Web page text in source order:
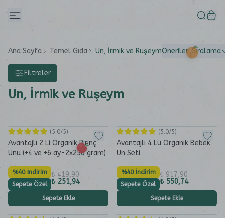
Ana Sayfa Temel Gıda Un, İrmik ve RuşeymÖnerilen Sıralama
Filtreler
Un, İrmik ve Ruşeym
(5.0/5)
Avantajlı 2 Li Organik Pirinç
Unu (+4 ve +6 ay-2x250 gram)
%40 İndirim
Sepete Özel
₺ 419,90
₺ 251,94
Sepete Ekle
(5.0/5)
Avantajlı 4 Lü Organik Bebek
Un Seti
%40 İndirim
Sepete Özel
₺ 917,90
₺ 550,74
Sepete Ekle